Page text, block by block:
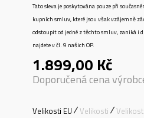
Tato sleva je poskytována pouze při
kupních smluv, které jsou však vzájemně
odstoupit od jedné z těchto smluv, zaniká i
najdete v čl. 9 našich OP.
1.899,00 Kč
Doporučená cena
Velikosti EU Velikosti